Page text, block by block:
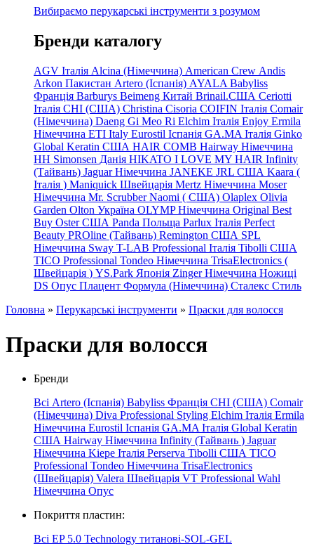
Вибираємо перукарські інструменти з розумом
Бренди каталогу
AGV Італія Alcina (Німеччина) American Crew Andis
Arkon Пакистан Artero (Іспанія) AYALA Babyliss
Франція Barburys Beimeng Китай Brinail.США Ceriotti
Італія CHI (США) Christina Cisoria COIFIN Італія Comair
(Німеччина) Daeng Gi Meo Ri Elchim Італія Enjoy Ermila
Німеччина ETI Italy Eurostil Іспанія GA.MA Італія Ginko
Global Keratin США HAIR COMB Hairway Німеччина
HH Simonsen Данія HIKATO I LOVE MY HAIR Infinity
(Тайвань) Jaguar Німеччина JANEKE JRL США Kaara (
Італія ) Maniquick Швейцарія Mertz Німеччина Moser
Німеччина Mr. Scrubber Naomi ( США) Olaplex Olivia
Garden Olton Україна OLYMP Німеччина Original Best
Buy Oster США Panda Польща Parlux Італія Perfect
Beauty PROline (Тайвань) Remington США SPL
Німеччина Sway T-LAB Professional Італія Tibolli США
TICO Professional Tondeo Німеччина TrisaElectronics (
Швейцарія ) YS.Park Японія Zinger Німеччина Ножиці
DS Опус Плацент Формула (Німеччина) Сталекс Стиль
Головна » Перукарські інструменти » Праски для волосся
Праски для волосся
Бренди
Всі Artero (Іспанія) Babyliss Франція CHI (США) Comair
(Німеччина) Diva Professional Styling Elchim Італія Ermila
Німеччина Eurostil Іспанія GA.MA Італія Global Keratin
США Hairway Німеччина Infinity (Тайвань ) Jaguar
Німеччина Kiepe Італія Perserva Tibolli США TICO
Professional Tondeo Німеччина TrisaElectronics
(Швейцарія) Valera Швейцарія VT Professional Wahl
Німеччина Опус
Покриття пластин:
Всі EP 5.0 Technology титанові-SOL-GEL